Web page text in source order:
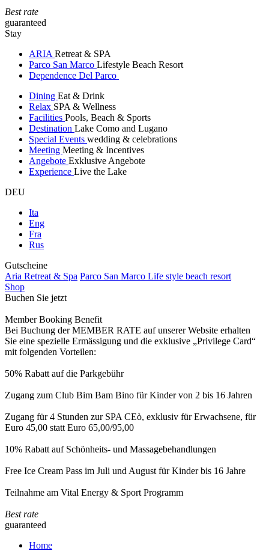
Best rate
guaranteed
Stay
ARIA Retreat & SPA
Parco San Marco Lifestyle Beach Resort
Dependence Del Parco
Dining Eat & Drink
Relax SPA & Wellness
Facilities Pools, Beach & Sports
Destination Lake Como and Lugano
Special Events wedding & celebrations
Meeting Meeting & Incentives
Angebote Exklusive Angebote
Experience Live the Lake
DEU
Ita
Eng
Fra
Rus
Gutscheine
Aria Retreat & Spa Parco San Marco Life style beach resort
Shop
Buchen Sie jetzt
Member Booking Benefit
Bei Buchung der MEMBER RATE auf unserer Website erhalten
Sie eine spezielle Ermässigung und die exklusive „Privilege Card“
mit folgenden Vorteilen:
50% Rabatt auf die Parkgebühr
Zugang zum Club Bim Bam Bino für Kinder von 2 bis 16 Jahren
Zugang für 4 Stunden zur SPA CEò, exklusiv für Erwachsene, für
Euro 45,00 statt Euro 65,00/95,00
10% Rabatt auf Schönheits- und Massagebehandlungen
Free Ice Cream Pass im Juli und August für Kinder bis 16 Jahre
Teilnahme am Vital Energy & Sport Programm
Best rate
guaranteed
Home